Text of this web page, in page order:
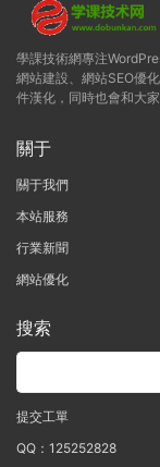
學課技術網專注
網站建設、網站SEO優
件漢化，同時也會和大
關于
關于我們
本站服務
行業新聞
網站優化
搜索
提交工單
QQ：125252828